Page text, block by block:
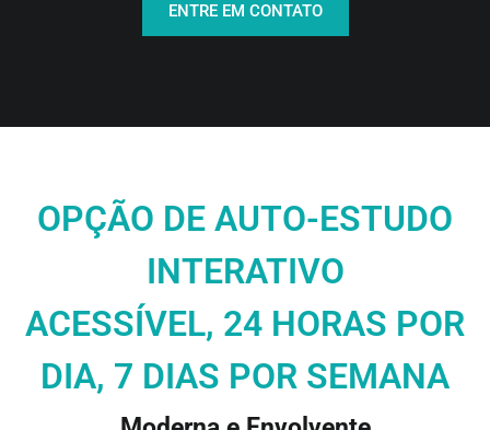
ENTRE EM CONTATO
OPÇÃO DE AUTO-ESTUDO
INTERATIVO
ACESSÍVEL, 24 HORAS POR
DIA, 7 DIAS POR SEMANA